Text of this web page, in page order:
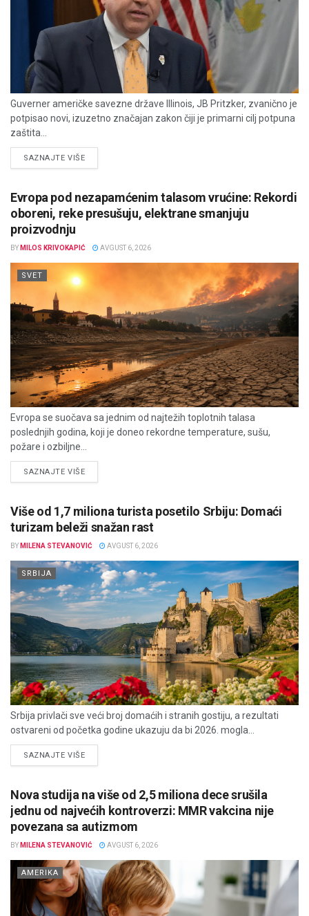
Guverner američke savezne države Illinois, JB Pritzker, zvanično je
potpisao novi, izuzetno značajan zakon čiji je primarni cilj potpuna
zaštita...
SAZNAJTE VIŠEDETAILS
Evropa pod nezapamćenim talasom vrućine: Rekordi
oboreni, reke presušuju, elektrane smanjuju
proizvodnju
BY MILOS KRIVOKAPIĆ AVGUST 6, 2026
SVET
Evropa se suočava sa jednim od najtežih toplotnih talasa
poslednjih godina, koji je doneo rekordne temperature, sušu,
požare i ozbiljne...
SAZNAJTE VIŠEDETAILS
Više od 1,7 miliona turista posetilo Srbiju: Domaći
turizam beleži snažan rast
BY MILENA STEVANOVIĆ AVGUST 6, 2026
SRBIJA
Srbija privlači sve veći broj domaćih i stranih gostiju, a rezultati
ostvareni od početka godine ukazuju da bi 2026. mogla...
SAZNAJTE VIŠEDETAILS
Nova studija na više od 2,5 miliona dece srušila
jednu od najvećih kontroverzi: MMR vakcina nije
povezana sa autizmom
BY MILENA STEVANOVIĆ AVGUST 6, 2026
AMERIKA